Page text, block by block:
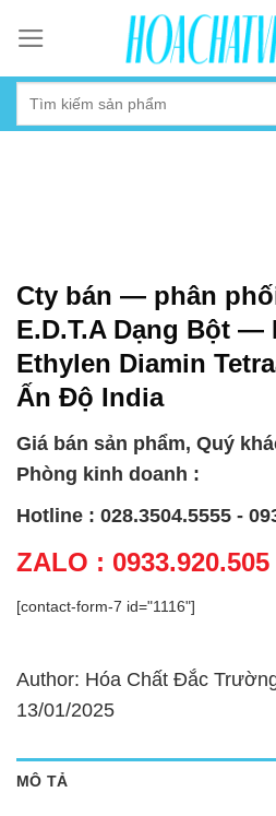
content
Cty bán — phân
E.D.T.A Dạng Bột —
Ethylen Diamin
Ấn Độ India
Giá bán sản phẩm, Quý
Phòng kinh doanh :
Hotline : 028.3504.5555 -
ZALO : 0933.920.505
[contact-form-7 id="1116"]
Author: Hóa Chất Đắc
13/01/2025
MÔ TẢ